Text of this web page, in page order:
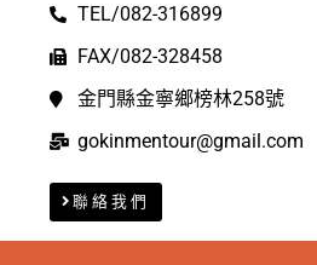
TEL/082-316899
FAX/082-328458
金門縣金寧鄉榜林258號
gokinmentour@gmail.com
聯絡我們